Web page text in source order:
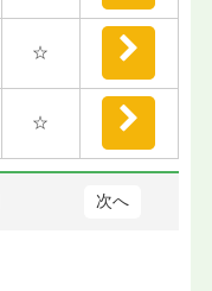
☆
☆
次へ